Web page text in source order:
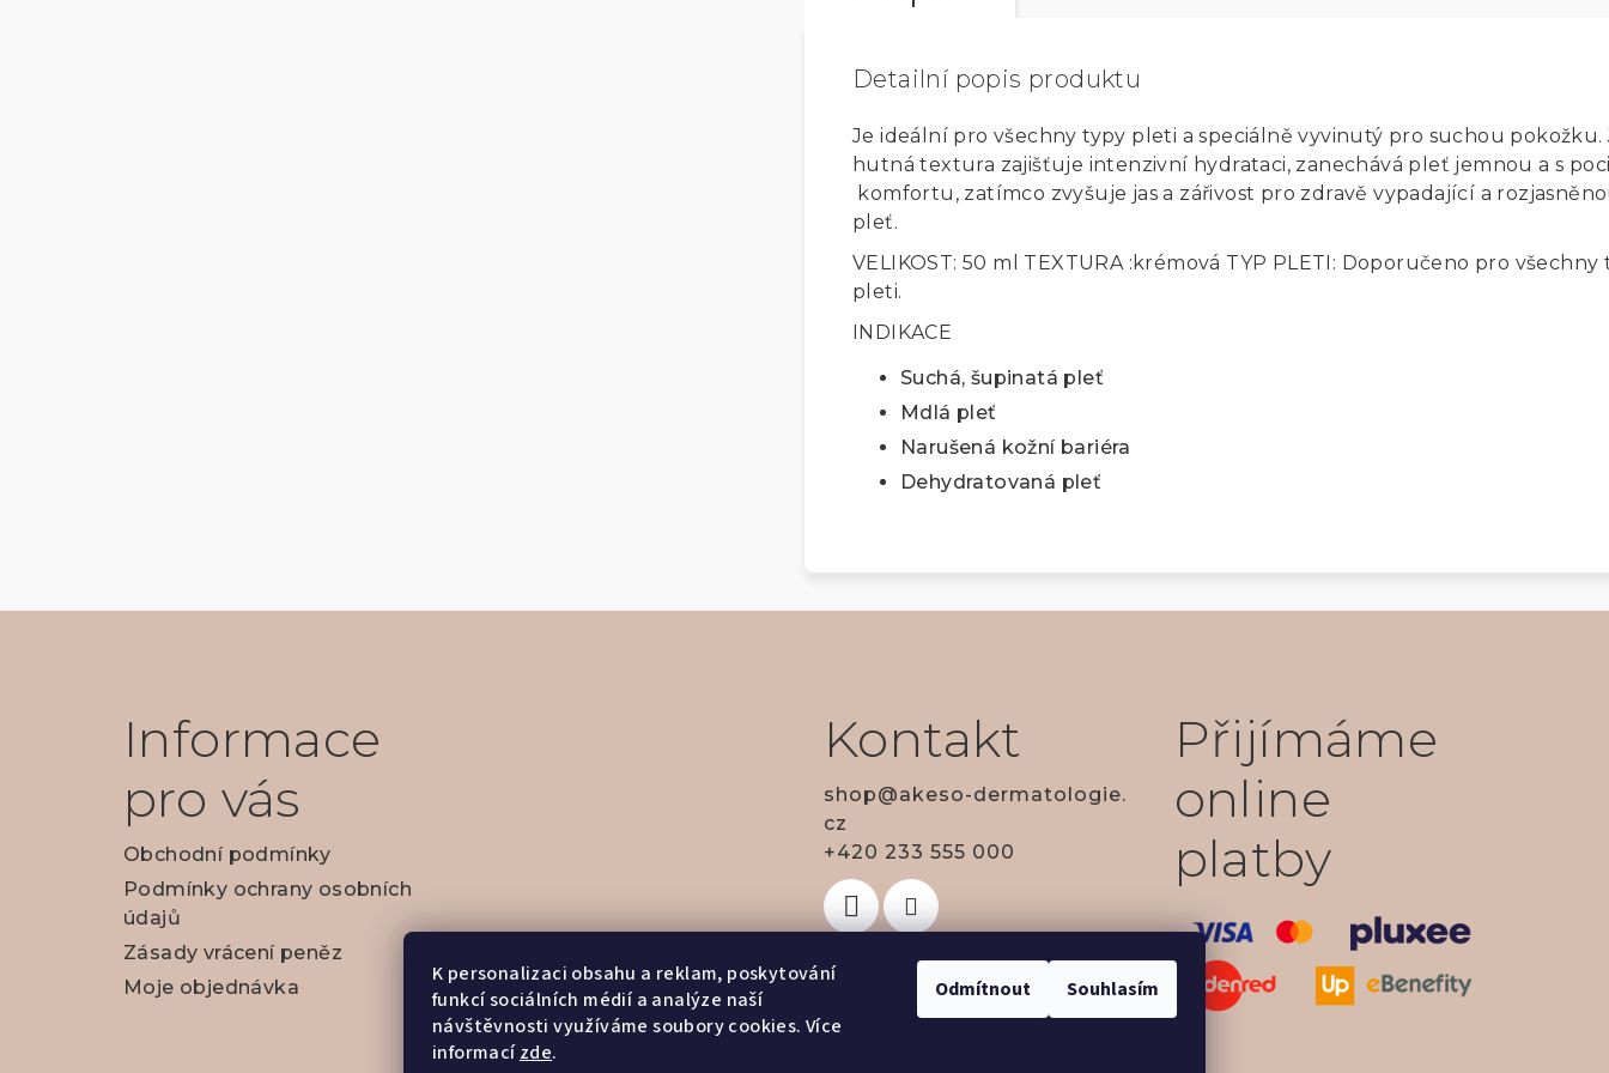
K personalizaci obsahu a reklam, poskytování
funkcí sociálních médií a analýze naší
návštěvnosti využíváme soubory cookies. Více
informacízde.
Odmítnout Souhlasím
Detailní popis produktu
Je ideální pro všechny typy pleti a speciálně vyvinutý pro suchou pokožku.
hutná textura zajišťuje intenzivní hydrataci, zanechává pleť jemnou a s
komfortu, zatímco zvyšuje jas a zářivost pro zdravě vypadající a
pleť.
VELIKOST: 50 ml TEXTURA :krémová TYP PLETI: Doporučeno pro všechny
pleti.
INDIKACE
Suchá, šupinatá pleť
Mdlá pleť
Narušená kožní bariéra
Dehydratovaná pleť
Informace
pro vás
Obchodní podmínky
Podmínky ochrany osobních
údajů
Zásady vrácení peněz
Moje objednávka
Kontakt
shop@akeso-dermatologie.
cz
+420 233 555 000
Přijímáme
online
platby